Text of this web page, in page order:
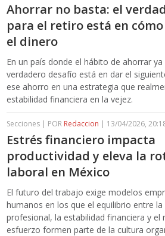
Ahorrar no basta: el
para el retiro está en
el dinero
En un país donde el hábito de ahorrar ya
verdadero desafío está en dar el
ese ahorro en una estrategia que
estabilidad financiera en la vejez.
Secciones | POR Redaccion | 13/04/2026,
Estrés financiero impacta
productividad y eleva la
laboral en México
El futuro del trabajo exige modelos
humanos en los que el equilibrio entre
profesional, la estabilidad financiera y el
esfuerzo formen parte de la cultura